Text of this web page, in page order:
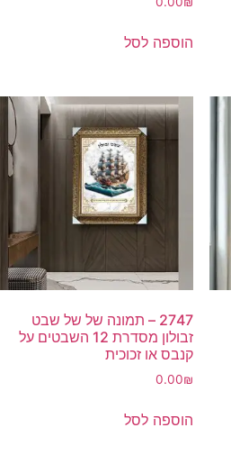
הוספה לסל
2747 – תמונה של של שבט
זבולון מסדרת 12 השבטים על
קנבס או זכוכית
0.00₪
הוספה לסל